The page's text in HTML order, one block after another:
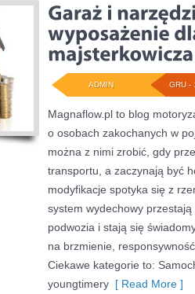
GRU -
ADMIN
Magnaflow.pl to blog
o osobach zakochanych w
można z nimi zrobić, gdy
transportu, a zaczynają być
modyfikacje spotyka się z
system wydechowy
podwozia i stają się
na brzmienie,
Ciekawe kategorie to:
youngtimery [ Read More ]